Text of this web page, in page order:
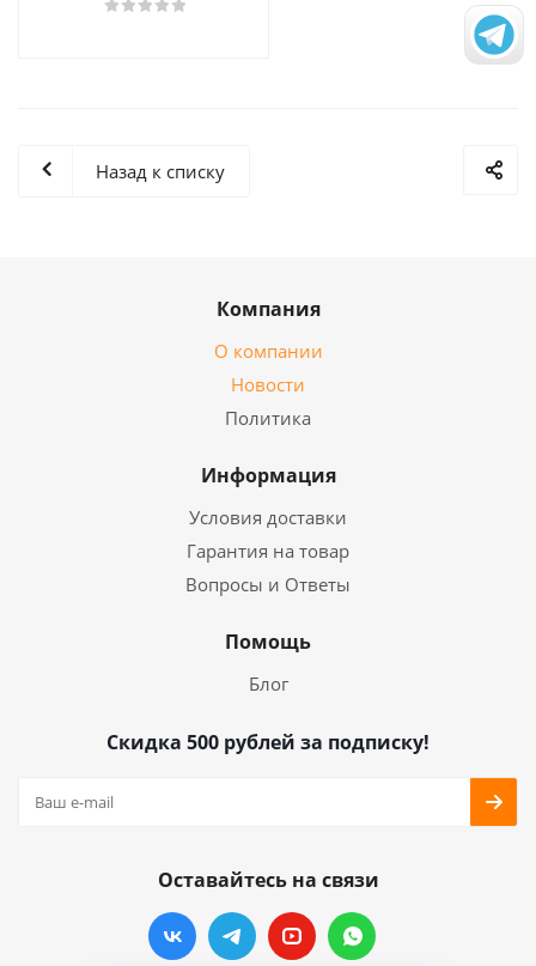
Назад к списку
Компания
О компании
Новости
Политика
Информация
Условия доставки
Гарантия на товар
Вопросы и Ответы
Помощь
Блог
Скидка 500 рублей за подписку!
Оставайтесь на связи